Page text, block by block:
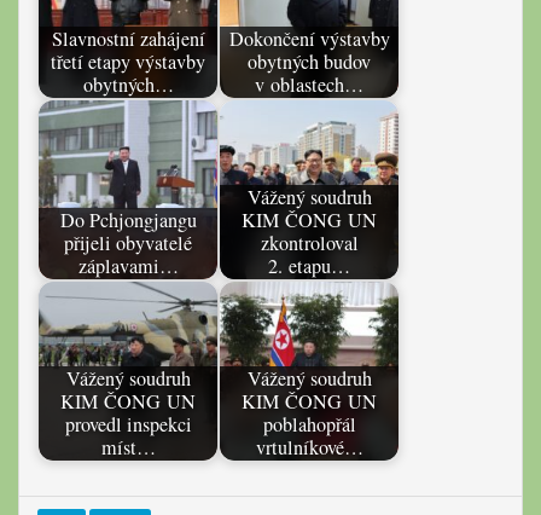
Slavnostní zahájení
třetí etapy výstavby
obytných…
Dokončení výstavby
obytných budov
v oblastech…
Do Pchjongjangu
přijeli obyvatelé
záplavami…
Vážený soudruh
KIM ČONG UN
zkontroloval
2. etapu…
Vážený soudruh
KIM ČONG UN
provedl inspekci
míst…
Vážený soudruh
KIM ČONG UN
poblahopřál
vrtulníkové…